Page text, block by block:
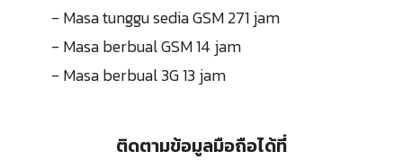
- Masa tunggu sedia GSM 271 jam
- Masa berbual GSM 14 jam
- Masa berbual 3G 13 jam
ติดตามข้อมูลมือถือได้ที่